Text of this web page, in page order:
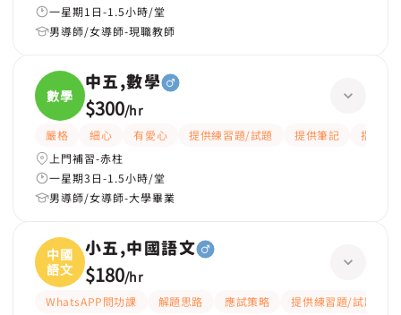
一星期1日-1.5小時/堂
男導師/女導師-現職教師
數學
中五,數學
$300/hr
嚴格 細心 有愛心 提供練習題/試題 提供筆記
指導功
上門補習-赤柱
一星期3日-1.5小時/堂
男導師/女導師-大學畢業
中國
語文
小五,中國語文
$180/hr
WhatsAPP問功課 解題思路 應試策略 提供練習題/試題